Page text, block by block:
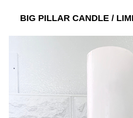
BIG PILLAR CANDLE /